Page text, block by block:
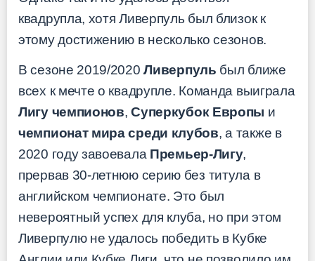
квадрупла, хотя Ливерпуль был близок к
этому достижению в несколько сезонов.
В сезоне 2019/2020Ливерпуль был ближе
всех к мечте о квадрупле. Команда выиграла
Лигу чемпионов,Суперкубок Европы и
чемпионат мира среди клубов, а также в
2020 году завоевала Премьер-Лигу,
прервав 30-летнюю серию без титула в
английском чемпионате. Это был
невероятный успех для клуба, но при этом
Ливерпулю не удалось победить в Кубке